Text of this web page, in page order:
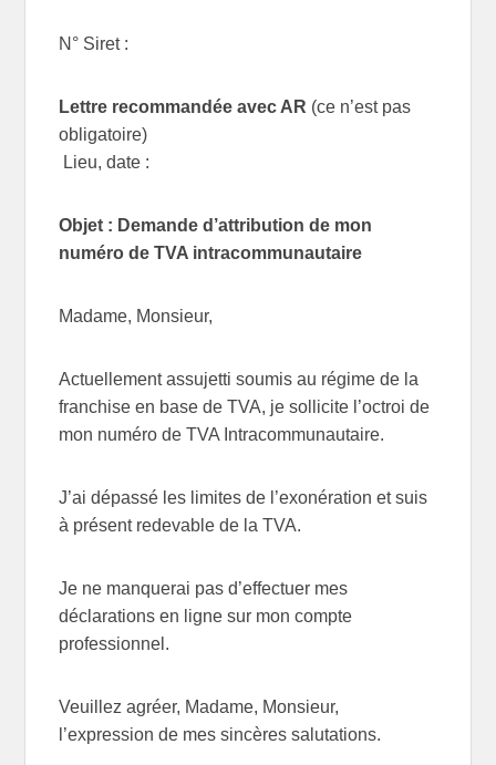
N° Siret :
Lettre recommandée avec AR (ce n’est pas
obligatoire)
Lieu, date :
Objet : Demande d’attribution de mon
numéro de TVA intracommunautaire
Madame, Monsieur,
Actuellement assujetti soumis au régime de la
franchise en base de TVA, je sollicite l’octroi de
mon numéro de TVA Intracommunautaire.
J’ai dépassé les limites de l’exonération et suis
à présent redevable de la TVA.
Je ne manquerai pas d’effectuer mes
déclarations en ligne sur mon compte
professionnel.
Veuillez agréer, Madame, Monsieur,
l’expression de mes sincères salutations.